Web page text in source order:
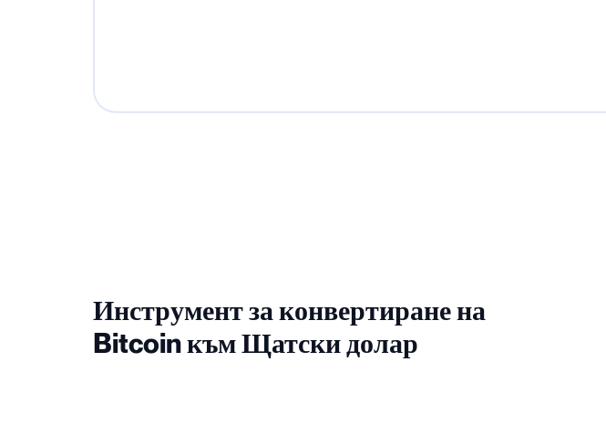
Инструмент за конвертиране на
Bitcoin към Щатски долар